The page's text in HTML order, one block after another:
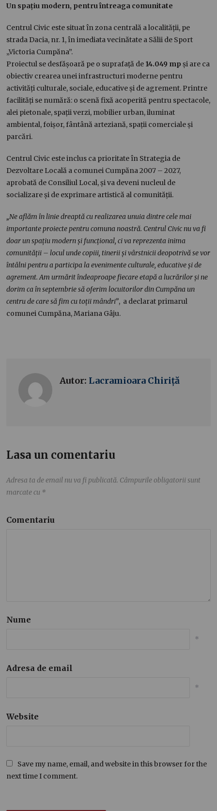
Un spațiu modern, pentru întreaga comunitate
Centrul Civic este situat în zona centrală a localității, pe
strada Dacia, nr. 1, în imediata vecinătate a Sălii de Sport
„Victoria Cumpăna”.
Proiectul se desfășoară pe o suprafață de 14.049 mp și are ca
obiectiv crearea unei infrastructuri moderne pentru
activități culturale, sociale, educative și de agrement. Printre
facilități se numără: o scenă fixă acoperită pentru spectacole,
alei pietonale, spații verzi, mobilier urban, iluminat
ambiental, foișor, fântână arteziană, spații comerciale și
parcări.
Centrul Civic este inclus ca prioritate în Strategia de
Dezvoltare Locală a comunei Cumpăna 2007 – 2027,
aprobată de Consiliul Local, și va deveni nucleul de
socializare și de exprimare artistică al comunității.
„Ne aflăm în linie dreaptă cu realizarea unuia dintre cele mai
importante proiecte pentru comuna noastră. Centrul Civic nu va fi
doar un spațiu modern și funcțional, ci va reprezenta inima
comunității – locul unde copiii, tinerii și vârstnicii deopotrivă se vor
întâlni pentru a participa la evenimente culturale, educative și de
agrement. Am urmărit îndeaproape fiecare etapă a lucrărilor și ne
dorim ca în septembrie să oferim locuitorilor din Cumpăna un
centru de care să fim cu toții mândri”, a declarat primarul
comunei Cumpăna, Mariana Gâju.
Autor: Lacramioara Chiriță
Lasa un comentariu
Adresa ta de email nu va fi publicată. Câmpurile obligatorii sunt
marcate cu *
Comentariu
Nume
*
Adresa de email
*
Website
Save my name, email, and website in this browser for the
next time I comment.